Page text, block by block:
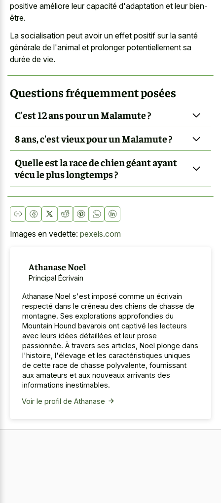
positive améliore leur capacité d'adaptation et leur bien-
être.
La socialisation peut avoir un effet positif sur la santé
générale de l'animal et prolonger potentiellement sa
durée de vie.
Questions fréquemment posées
C'est 12 ans pour un Malamute ?
8 ans, c'est vieux pour un Malamute ?
Quelle est la race de chien géant ayant
vécu le plus longtemps ?
Images en vedette: pexels.com
Athanase Noel
Principal Écrivain
Athanase Noel s'est imposé comme un écrivain
respecté dans le créneau des chiens de chasse de
montagne. Ses explorations approfondies du
Mountain Hound bavarois ont captivé les lecteurs
avec leurs idées détaillées et leur prose
passionnée. À travers ses articles, Noel plonge dans
l'histoire, l'élevage et les caractéristiques uniques
de cette race de chasse polyvalente, fournissant
aux amateurs et aux nouveaux arrivants des
informations inestimables.
Voir le profil de Athanase